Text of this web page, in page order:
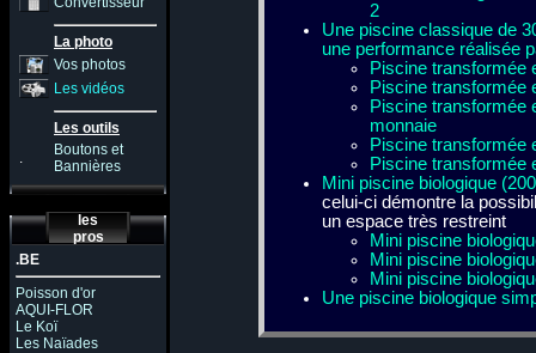
La photo
Vos photos
Les vidéos
Les outils
.
Boutons et
Bannières
les
pros
.BE
Poisson d'or
AQUI-FLOR
Le Koï
Les Naïades
2
Une piscine classique de
une performance réalisée
Piscine transformée
Piscine transformée
Piscine transformée
monnaie
Piscine transformée
Piscine transformée
Mini piscine biologique
celui-ci démontre la
un espace très restreint
Mini piscine
Mini piscine
Mini piscine
Une piscine biologique